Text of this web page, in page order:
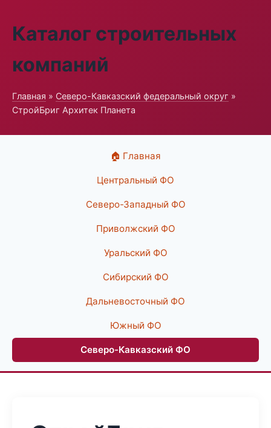
Каталог строительных
компаний
Главная » Северо-Кавказский федеральный округ »
СтройБриг Архитек Планета
🏠 Главная
Центральный ФО
Северо-Западный ФО
Приволжский ФО
Уральский ФО
Сибирский ФО
Дальневосточный ФО
Южный ФО
Северо-Кавказский ФО